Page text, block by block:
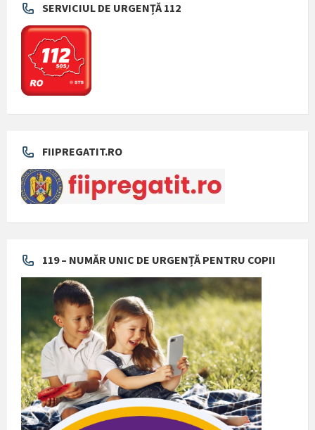
SERVICIUL DE URGENȚĂ 112
FIIPREGATIT.RO
119 – NUMĂR UNIC DE URGENȚĂ PENTRU COPII